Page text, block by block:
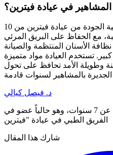
في عيادة فيترين؟
عادةً ما تدوم القشور الخزفية عالية الجودة من عيادة فيترين من 10
مع الحفاظ على البريق المرئي
الأسنان المنتظمة والصيانة
تستخدم العيادة مواد متميزة
وطويلة الأمد تحافظ على تحول
د. فيصل كيالي
يمتلك د. فيصل كيالي خبرة تزيد عن 7 سنوات، وهو حالياً عضو في
الفريق الطبي في عيادة "فيترين
شارك هذا المقال